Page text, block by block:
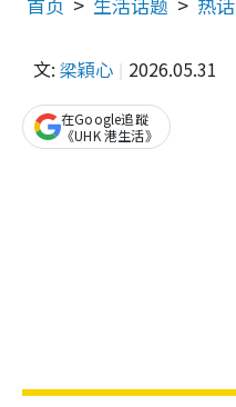
文: 梁穎心 2026.05.31
在Google追蹤
《UHK 港生活》